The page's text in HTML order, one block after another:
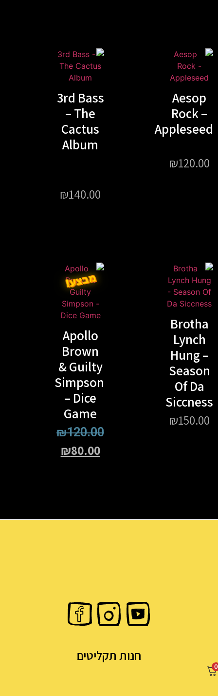
Aesop
Rock –
Appleseed
₪120.00
3rd Bass
– The
Cactus
Album
₪140.00
Brotha
Lynch
Hung –
Season
Of Da
Siccness
₪150.00
מבצע!
Apollo
Brown
& Guilty
Simpson
– Dice
Game
₪120.00
₪80.00
חנות תקליטים
0